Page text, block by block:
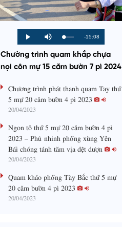
P
l
y
M
u
e
L
o
d
d
:
P
r
g
e
s
%
R
e
m
i
T
i
-15:08
Chường trình quam khắp chựa
nọi côn mự 15 căm bườn 7 pì 2024
Chương trình phát thanh quam Tay thứ
5 mự 20 căm bườn 4 pì 2023
20/04/2023
Ngon tô thứ 5 mự 20 căm bườn 4 pì
2023 – Phủ nhinh phổng xùng Yên
Bái chóng tánh tăm vịa dệt dượn
20/04/2023
Quam kháo phổng Tày Bắc thứ 5 mự
20 căm bườn 4 pì 2023
20/04/2023